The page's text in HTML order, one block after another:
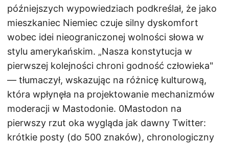
późniejszych wypowiedziach podkreślał, że jako
mieszkaniec Niemiec czuje silny dyskomfort
wobec idei nieograniczonej wolności słowa w
stylu amerykańskim. „Nasza konstytucja w
pierwszej kolejności chroni godność człowieka"
— tłumaczył, wskazując na różnicę kulturową,
która wpłynęła na projektowanie mechanizmów
moderacji w Mastodonie. 0Mastodon na
pierwszy rzut oka wygląda jak dawny Twitter:
krótkie posty (do 500 znaków), chronologiczny